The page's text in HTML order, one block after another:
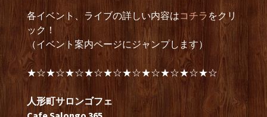
各イベント、ライブの詳しい内容はコチラ をクリ
ック！
（イベント案内ページにジャンプします）
★☆★☆★☆★☆★☆★☆★☆★☆★☆★☆
人形町サロンゴフェ